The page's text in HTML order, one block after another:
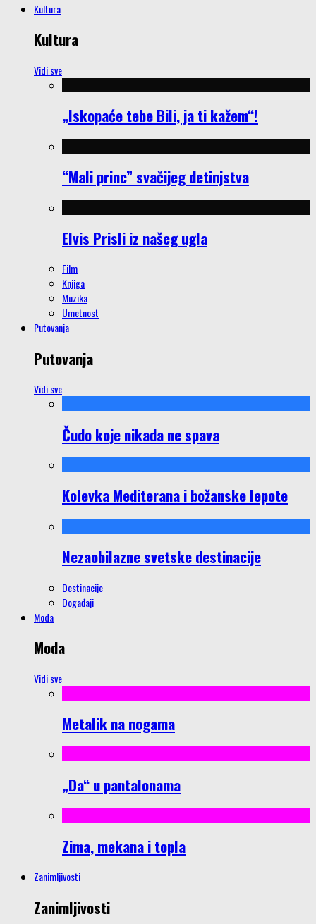
Kultura
Kultura
Vidi sve
„Iskopaće tebe Bili, ja ti kažem“!
“Mali princ” svačijeg detinjstva
Elvis Prisli iz našeg ugla
Film
Knjiga
Muzika
Umetnost
Putovanja
Putovanja
Vidi sve
Čudo koje nikada ne spava
Kolevka Mediterana i božanske lepote
Nezaobilazne svetske destinacije
Destinacije
Događaji
Moda
Moda
Vidi sve
Metalik na nogama
„Da“ u pantalonama
Zima, mekana i topla
Zanimljivosti
Zanimljivosti